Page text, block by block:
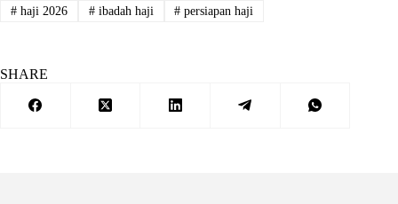
#haji 2026 #ibadah haji # persiapan haji
SHARE